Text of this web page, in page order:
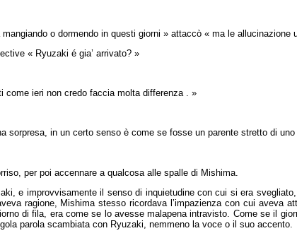
o dormendo in questi giorni » attaccò « ma le allucinazione
« Ryuzaki é gia’ arrivato? »
come ieri non credo faccia molta differenza . »
sorpresa, in un certo senso è come se fosse un parente stretto di
per poi accennare a qualcosa alle spalle di Mishima.
e improvvisamente il senso di inquietudine con cui si era
ragione, Mishima stesso ricordava l’impazienza con cui aveva
di fila, era come se lo avesse malapena intravisto. Come se il
parola scambiata con Ryuzaki, nemmeno la voce o il suo accento.